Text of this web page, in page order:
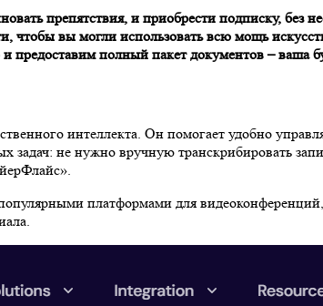
препятствия, и приобрести подписку, без
чтобы вы могли использовать всю мощь
полный пакет документов – ваша
интеллекта. Он помогает удобно
задач: не нужно вручную транскрибировать
платформами для